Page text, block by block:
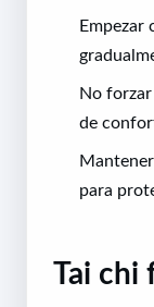
Empezar
No
de
para
Tai chi